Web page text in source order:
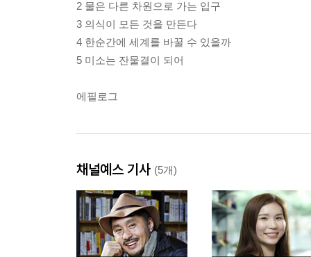
2 물은 다른 차원으로 가는 입구
3 의식이 모든 것을 만든다
4 한순간에 세계를 바꿀 수 있을까
5 미소는 잔물결이 되어
에필로그
채널예스 기사 (5개)